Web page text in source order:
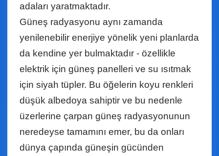
adaları yaratmaktadır.
Güneş radyasyonu aynı zamanda
yenilenebilir enerjiye yönelik yeni planlarda
da kendine yer bulmaktadır - özellikle
elektrik için güneş panelleri ve su ısıtmak
için siyah tüpler. Bu öğelerin koyu renkleri
düşük albedoya sahiptir ve bu nedenle
üzerlerine çarpan güneş radyasyonunun
neredeyse tamamını emer, bu da onları
dünya çapında güneşin gücünden